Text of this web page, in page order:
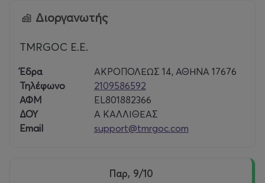
Διοργανωτής
TMRGOC E.E.
Έδρα
ΑΚΡΟΠΟΛΕΩΣ 14, ΑΘΗΝΑ 17676
Τηλέφωνο
2109586592
ΑΦΜ
EL801882366
ΔΟΥ
Α ΚΑΛΛΙΘΕΑΣ
Email
support@tmrgoc.com
Παρ, 9/10